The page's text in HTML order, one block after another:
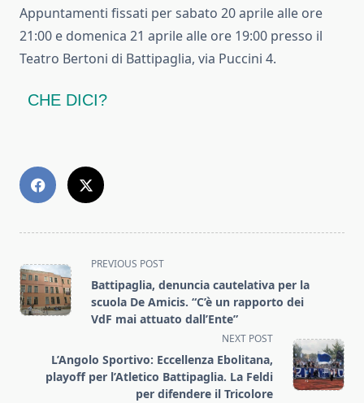
Appuntamenti fissati per sabato 20 aprile alle ore
21:00 e domenica 21 aprile alle ore 19:00 presso il
Teatro Bertoni di Battipaglia, via Puccini 4.
CHE DICI?
<span
class="nav-
subtitle
screen-
text">Page</span>
PREVIOUS POST
Battipaglia, denuncia cautelativa per la
scuola De Amicis. “C’è un rapporto dei
VdF mai attuato dall’Ente”
NEXT POST
L’Angolo Sportivo: Eccellenza Ebolitana,
playoff per l’Atletico Battipaglia. La Feldi
per difendere il Tricolore